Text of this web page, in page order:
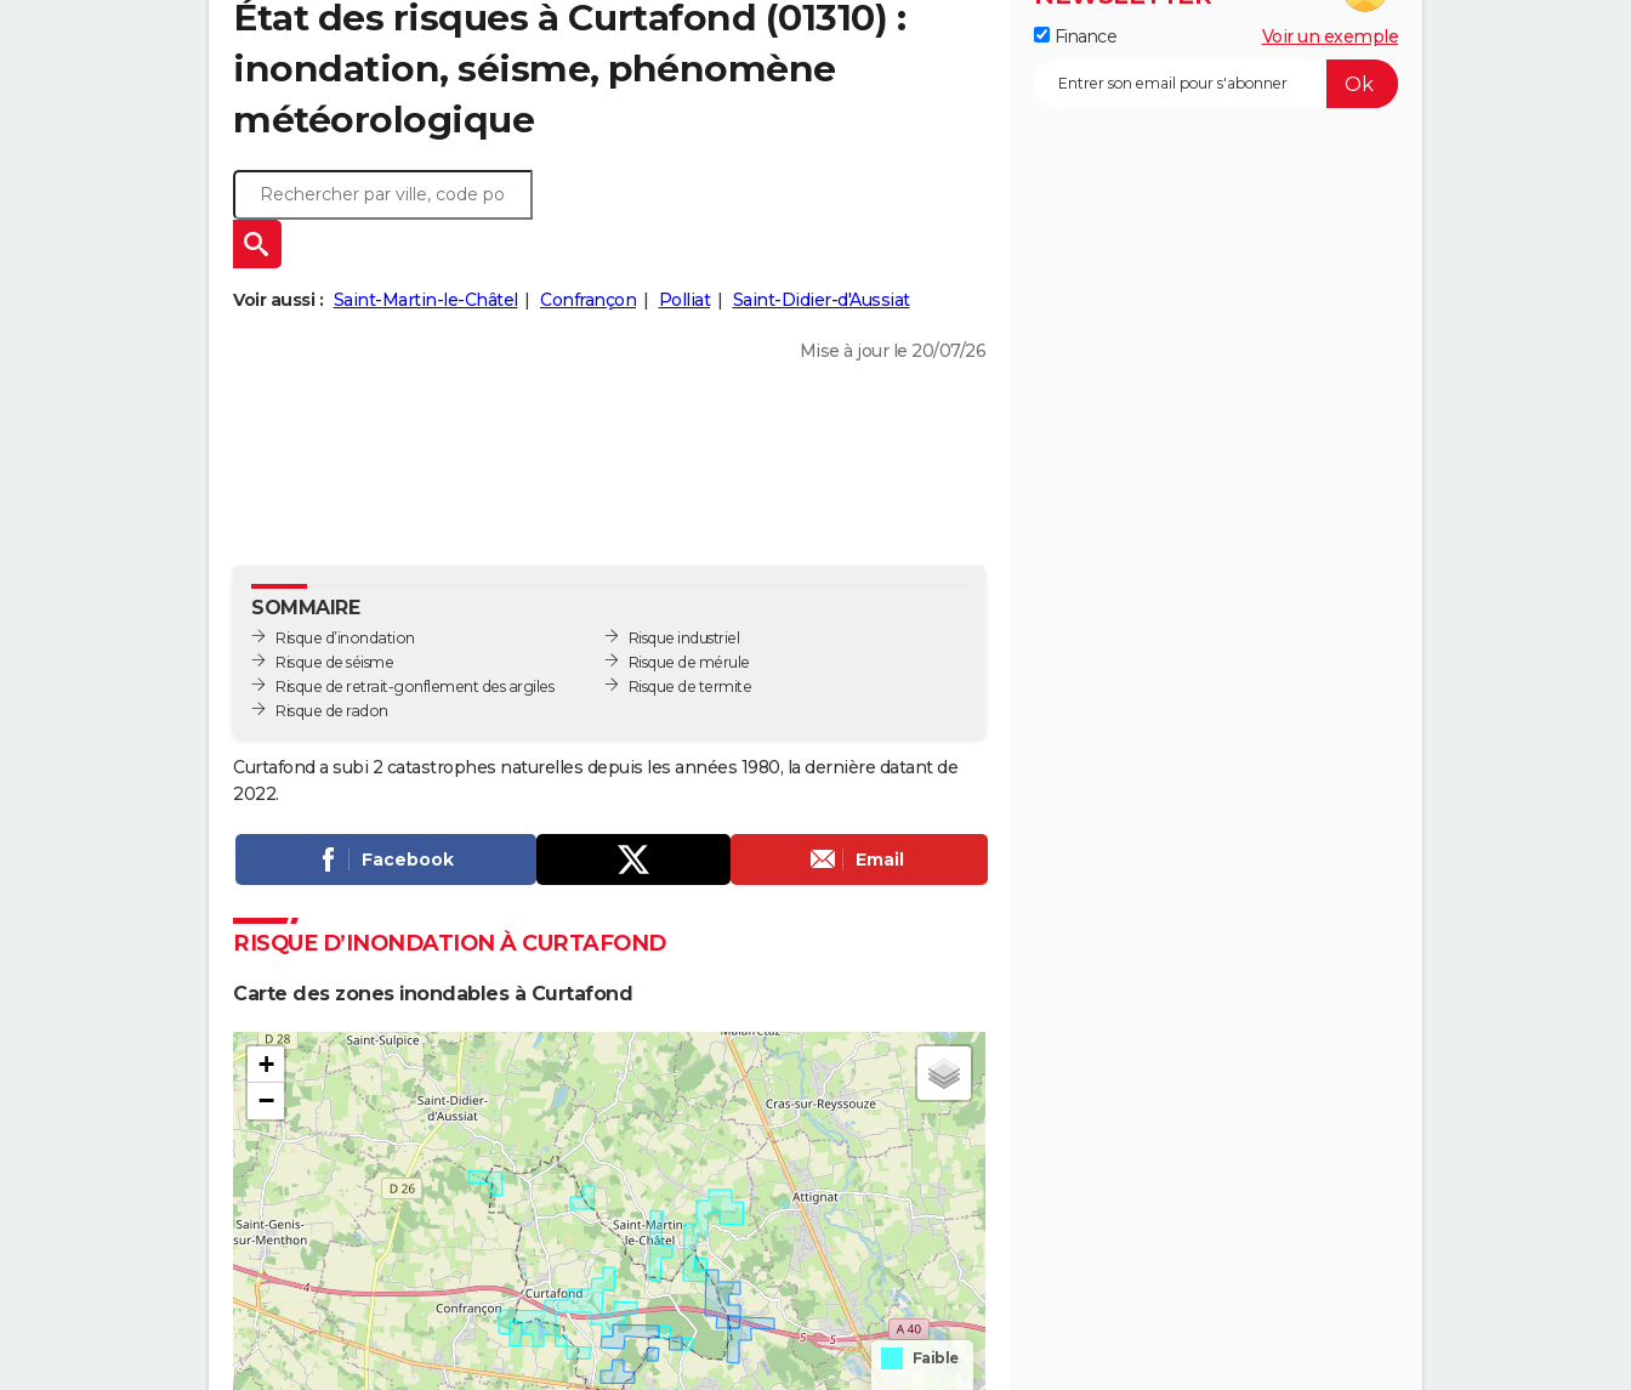
État des risques à Curtafond (01310) :
inondation, séisme, phénomène
météorologique
Voir aussi : Saint-Martin-le-Châtel Confrançon Polliat Saint-Didier-d'Aussiat
Mise à jour le 20/07/26
SOMMAIRE
Risque d’inondation
Risque de séisme
Risque de retrait-gonflement des argiles
Risque de radon
Risque industriel
Risque de mérule
Risque de termite
Curtafond a subi 2 catastrophes naturelles depuis les années 1980, la dernière datant de
2022.
Facebook Email
RISQUE D’INONDATION À CURTAFOND
Carte des zones inondables à Curtafond
+
−
Faible
Finance Voir un exemple